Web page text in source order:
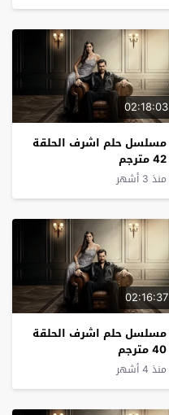
02:18:03
مسلسل حلم اشرف الحلقة
42 مترجم
منذ 3 أشهر
02:16:37
مسلسل حلم اشرف الحلقة
40 مترجم
منذ 4 أشهر